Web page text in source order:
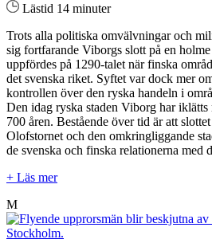
Lästid 14 minuter
Trots alla politiska omvälvningar och
sig fortfarande Viborgs slott på en
uppfördes på 1290-talet när finska
det svenska riket. Syftet var dock mer
kontrollen över den ryska handeln i
Den idag ryska staden Viborg har iklätts
700 åren. Bestående över tid är att
Olofstornet och den omkringliggande
de svenska och finska relationerna med
+ Läs mer
M